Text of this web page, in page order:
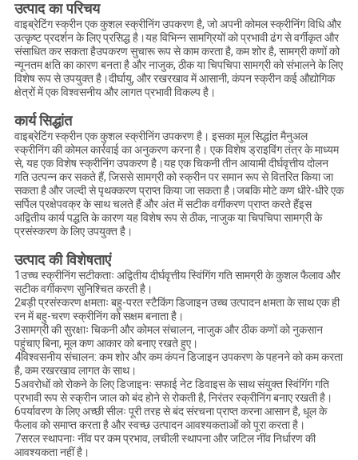
उत्पाद का परिचय
वाइब्रेटिंग स्क्रीन एक कुशल स्क्रीनिंग उपकरण है, जो अपनी कोमल स्क्रीनिंग विधि और
उत्कृष्ट प्रदर्शन के लिए प्रसिद्ध है।यह विभिन्न सामग्रियों को प्रभावी ढंग से वर्गीकृत और
संसाधित कर सकता हैउपकरण सुचारू रूप से काम करता है, कम शोर है, सामग्री कणों को
न्यूनतम क्षति का कारण बनता है और नाजुक, ठीक या चिपचिपा सामग्री को संभालने के लिए
विशेष रूप से उपयुक्त है।दीर्घायु, और रखरखाव में आसानी, कंपन स्क्रीन कई औद्योगिक
क्षेत्रों में एक विश्वसनीय और लागत प्रभावी विकल्प है।
कार्य सिद्धांत
वाइब्रेटिंग स्क्रीन एक कुशल स्क्रीनिंग उपकरण है। इसका मूल सिद्धांत मैनुअल
स्क्रीनिंग की कोमल कार्रवाई का अनुकरण करना है। एक विशेष ड्राइविंग तंत्र के माध्यम
से, यह एक विशेष स्क्रीनिंग उपकरण है।यह एक चिकनी तीन आयामी दीर्घवृत्तीय दोलन
गति उत्पन्न कर सकते हैं, जिससे सामग्री को स्क्रीन पर समान रूप से वितरित किया जा
सकता है और जल्दी से पृथक्करण प्राप्त किया जा सकता है।जबकि मोटे कण धीरे-धीरे एक
सर्पिल प्रक्षेपवक्र के साथ चलते हैं और अंत में सटीक वर्गीकरण प्राप्त करते हैंइस
अद्वितीय कार्य पद्धति के कारण यह विशेष रूप से ठीक, नाजुक या चिपचिपा सामग्री के
प्रसंस्करण के लिए उपयुक्त है।
उत्पाद की विशेषताएं
1उच्च स्क्रीनिंग सटीकताः अद्वितीय दीर्घवृत्तीय स्विंगिंग गति सामग्री के कुशल फैलाव और
सटीक वर्गीकरण सुनिश्चित करती है।
2बड़ी प्रसंस्करण क्षमताः बहु-परत स्टैकिंग डिजाइन उच्च उत्पादन क्षमता के साथ एक ही
रन में बहु-चरण स्क्रीनिंग को सक्षम बनाता है।
3सामग्री की सुरक्षाः चिकनी और कोमल संचालन, नाजुक और ठीक कणों को नुकसान
पहुंचाए बिना, मूल कण आकार को बनाए रखते हुए।
4विश्वसनीय संचालन: कम शोर और कम कंपन डिजाइन उपकरण के पहनने को कम करता
है, कम रखरखाव लागत के साथ।
5अवरोधों को रोकने के लिए डिजाइनः सफाई नेट डिवाइस के साथ संयुक्त स्विंगिंग गति
प्रभावी रूप से स्क्रीन जाल को बंद होने से रोकती है, निरंतर स्क्रीनिंग बनाए रखती है।
6पर्यावरण के लिए अच्छी सीलः पूरी तरह से बंद संरचना प्राप्त करना आसान है, धूल के
फैलाव को समाप्त करता है और स्वच्छ उत्पादन आवश्यकताओं को पूरा करता है।
7सरल स्थापनाः नींव पर कम प्रभाव, लचीली स्थापना और जटिल नींव निर्धारण की
आवश्यकता नहीं है।